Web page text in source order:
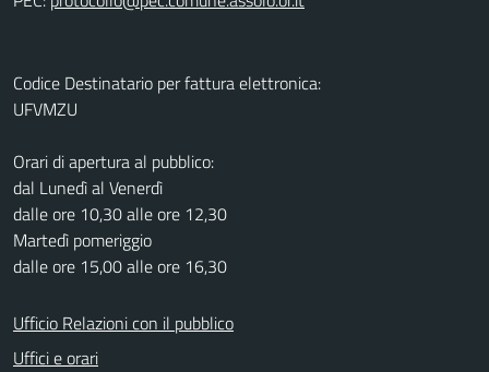
Codice Destinatario per fattura elettronica:
UFVMZU
Orari di apertura al pubblico:
dal Lunedì al Venerdì
dalle ore 10,30 alle ore 12,30
Martedì pomeriggio
dalle ore 15,00 alle ore 16,30
Ufficio Relazioni con il pubblico
Uffici e orari